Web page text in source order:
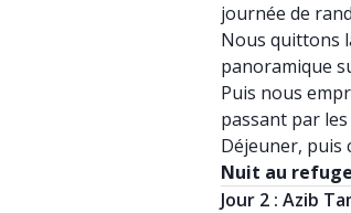
journée de
Nous quittons
panoramique
Puis nous
passant par
Déjeuner, puis
Nuit au
Jour 2 : Azib